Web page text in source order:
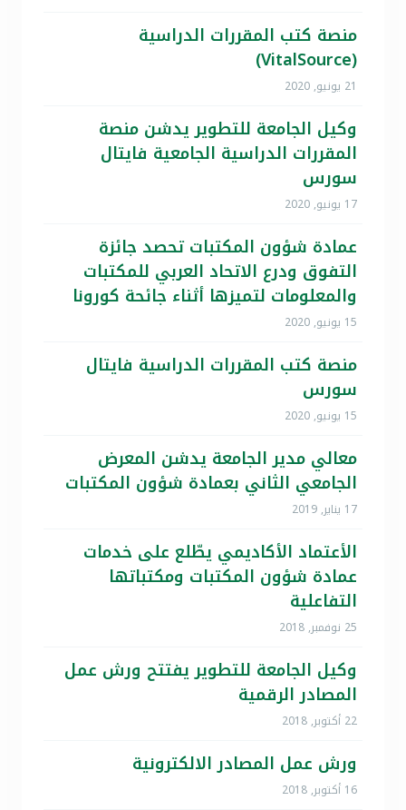
منصة كتب المقررات الدراسية
(VitalSource)
21 يونيو, 2020
وكيل الجامعة للتطوير يدشن منصة
المقررات الدراسية الجامعية فايتال
سورس
17 يونيو, 2020
عمادة شؤون المكتبات تحصد جائزة
التفوق ودرع الاتحاد العربي للمكتبات
والمعلومات لتميزها أثناء جائحة كورونا
15 يونيو, 2020
منصة كتب المقررات الدراسية فايتال
سورس
15 يونيو, 2020
معالي مدير الجامعة يدشن المعرض
الجامعي الثاني بعمادة شؤون المكتبات
17 يناير, 2019
الأعتماد الأكاديمي يطّلع على خدمات
عمادة شؤون المكتبات ومكتباتها
التفاعلية
25 نوفمبر, 2018
وكيل الجامعة للتطوير يفتتح ورش عمل
المصادر الرقمية
22 أكتوبر, 2018
ورش عمل المصادر الالكترونية
16 أكتوبر, 2018